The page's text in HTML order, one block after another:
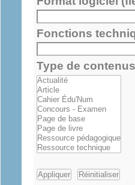
Fonctions
Type de contenus